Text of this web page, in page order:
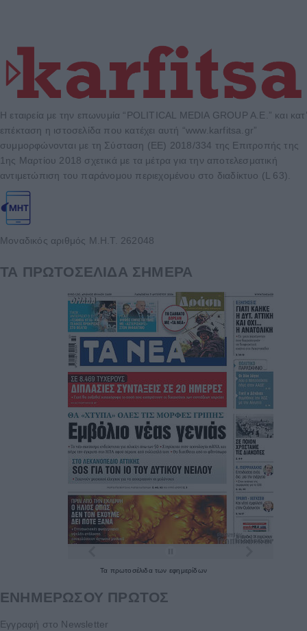
Η εταιρεία με την επωνυμία “POLITICAL MEDIA GROUP A.E.” και κατ’
επέκταση η ιστοσελίδα που κατέχει αυτή “www.karfitsa.gr”
συμμορφώνονται με τη Σύσταση (ΕΕ) 2018/334 της Επιτροπής της
1ης Μαρτίου 2018 σχετικά με τα μέτρα για την αποτελεσματική
αντιμετώπιση του παράνομου περιεχομένου στο διαδίκτυο (L 63).
Μοναδικός αριθμός Μ.Η.Τ. 262048
ΤΑ ΠΡΩΤΟΣΕΛΙΔΑ ΣΗΜΕΡΑ
Τα πρωτοσέλιδατων εφημερίδων
ΕΝΗΜΕΡΩΣΟΥ ΠΡΩΤΟΣ
Εγγραφή στο Newsletter